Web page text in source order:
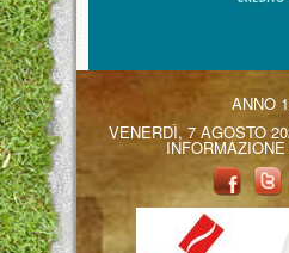
ANNO
VENERDÌ, 7 AGOSTO